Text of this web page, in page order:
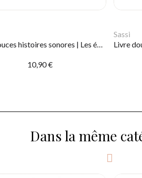
Livre douces histoires sonores | Les émotions
10,90 €
Sassi
Dans la même